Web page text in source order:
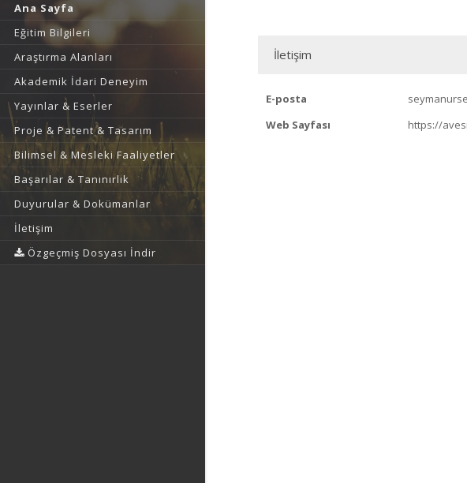
Ana Sayfa
Eğitim Bilgileri
Araştırma Alanları
Akademik İdari Deneyim
Yayınlar & Eserler
Proje & Patent & Tasarım
Bilimsel & Mesleki Faaliyetler
Başarılar & Tanınırlık
Duyurular & Dokümanlar
İletişim
Özgeçmiş Dosyası İndir
İletişim
E-posta
Web Sayfası
https://